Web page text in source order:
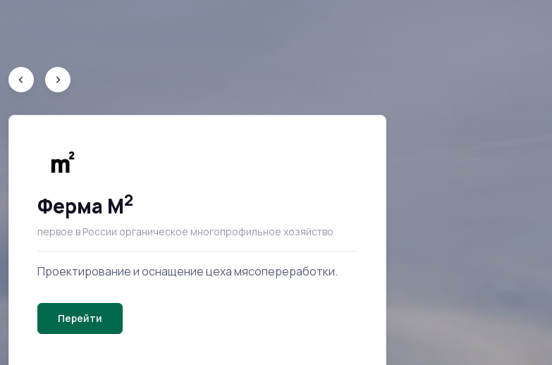
Ферма M2
первое в России органическое многопрофильное хозяйство
Проектирование и оснащение цеха мясопереработки.
Перейти